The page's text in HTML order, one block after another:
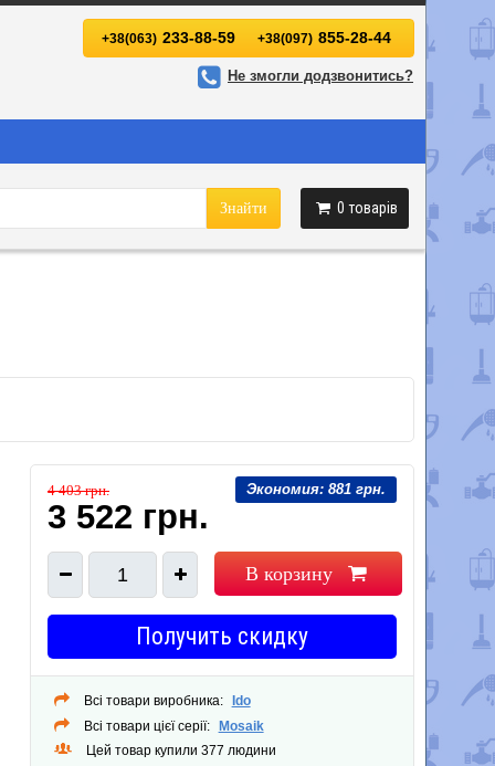
+38(063) 233-88-59 +38(097) 855-28-44
Не змогли додзвонитись?
0 товарів
Знайти
Экономия: 881 грн.
4 403 грн.
3 522 грн.
1 В корзину
Получить скидку
Всі товари виробника:
Ido
Всі товари цієї серії:
Mosaik
Цей товар купили 377 людини